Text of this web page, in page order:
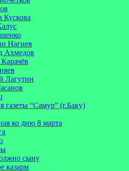
Кускова
Нагиев
Ахмедов
Лагутин
газеты “Самур” (г.Баку)
ко дню 8 марта
сыну
казарм